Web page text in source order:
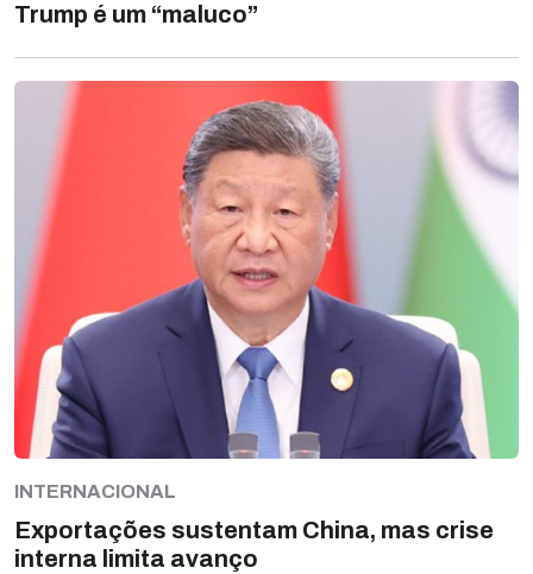
Trump é um “maluco”
INTERNACIONAL
Exportações sustentam China, mas crise
interna limita avanço